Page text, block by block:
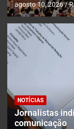
agosto 10, 2026
NOTÍCIAS
Jornalistas
comunicação